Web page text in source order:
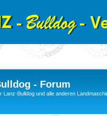
- Forum
Lanz-Bulldog und alle anderen